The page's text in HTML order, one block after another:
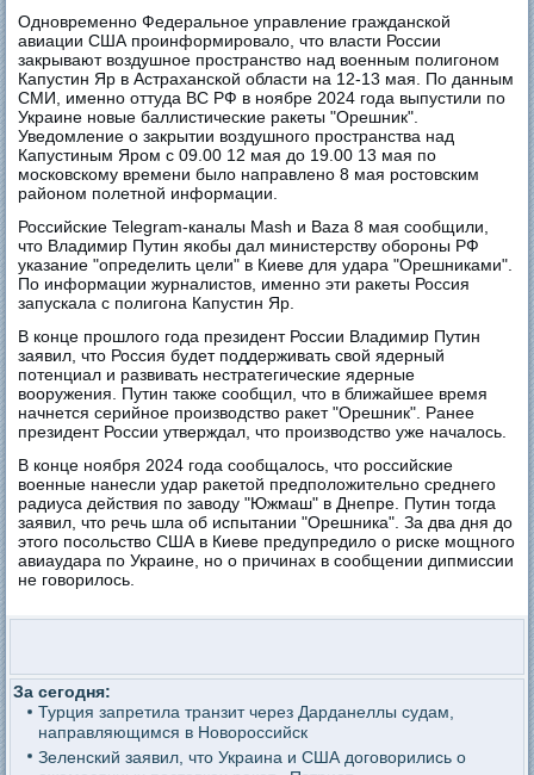
Одновременно Федеральное управление гражданской
авиации США проинформировало, что власти России
закрывают воздушное пространство над военным полигоном
Капустин Яр в Астраханской области на 12-13 мая. По данным
СМИ, именно оттуда ВС РФ в ноябре 2024 года выпустили по
Украине новые баллистические ракеты "Орешник".
Уведомление о закрытии воздушного пространства над
Капустиным Яром с 09.00 12 мая до 19.00 13 мая по
московскому времени было направлено 8 мая ростовским
районом полетной информации.
Российские Telegram-каналы Mash и Baza 8 мая сообщили,
что Владимир Путин якобы дал министерству обороны РФ
указание "определить цели" в Киеве для удара "Орешниками".
По информации журналистов, именно эти ракеты Россия
запускала с полигона Капустин Яр.
В конце прошлого года президент России Владимир Путин
заявил, что Россия будет поддерживать свой ядерный
потенциал и развивать нестратегические ядерные
вооружения. Путин также сообщил, что в ближайшее время
начнется серийное производство ракет "Орешник". Ранее
президент России утверждал, что производство уже началось.
В конце ноября 2024 года сообщалось, что российские
военные нанесли удар ракетой предположительно среднего
радиуса действия по заводу "Южмаш" в Днепре. Путин тогда
заявил, что речь шла об испытании "Орешника". За два дня до
этого посольство США в Киеве предупредило о риске мощного
авиаудара по Украине, но о причинах в сообщении дипмиссии
не говорилось.
За сегодня:
Турция запретила транзит через Дарданеллы судам,
направляющимся в Новороссийск
Зеленский заявил, что Украина и США договорились о